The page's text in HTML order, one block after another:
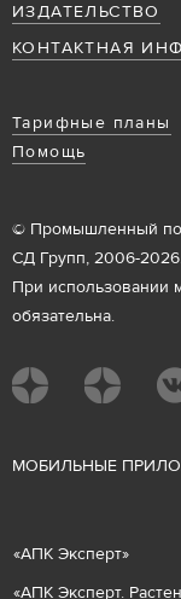
ИЗДАТЕЛЬСТВО
КОНТАКТНАЯ
Тарифные планы
Помощь
© Промышленный
СД Групп, 2006-
При использовании
обязательна.
МОБИЛЬНЫЕ
«АПК Эксперт»
«АПК Эксперт.